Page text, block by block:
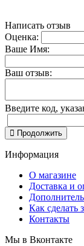
Написать отзыв
Оценка:
Ваше Имя:
Ваш отзыв:
Введите код,
Продолжить
Информация
О магазине
Доставка и
Как сделать
Контакты
Мы в Вконтакте